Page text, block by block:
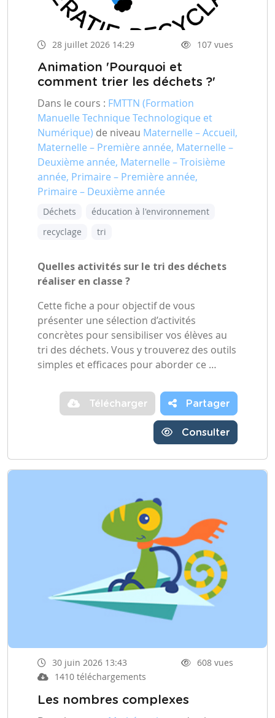
28 juillet 2026 14:29 107 vues
Animation 'Pourquoi et
comment trier les déchets ?'
Dans le cours : FMTTN (Formation
Manuelle Technique Technologique et
Numérique) de niveau Maternelle – Accueil,
Maternelle – Première année, Maternelle –
Deuxième année, Maternelle – Troisième
année, Primaire – Première année,
Primaire – Deuxième année
Déchets
éducation à l'environnement
recyclage
tri
Quelles activités sur le tri des déchets
réaliser en classe ?
Cette fiche a pour objectif de vous
présenter une sélection d’activités
concrètes pour sensibiliser vos élèves au
tri des déchets. Vous y trouverez des outils
simples et efficaces pour aborder ce …
Télécharger Partager
Consulter
30 juin 2026 13:43
608 vues
1410 téléchargements
Les nombres complexes